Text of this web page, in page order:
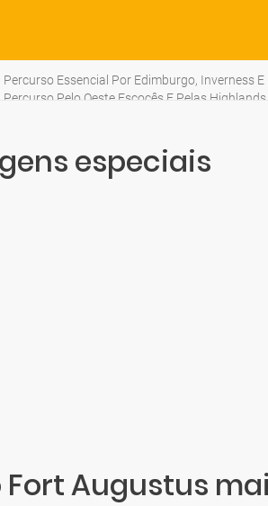
Percurso Essencial Por Edimburgo, Inverness E
Percurso Pelo Oeste Escocês E Pelas
especiais
Augustus